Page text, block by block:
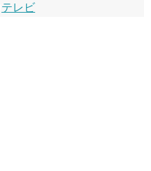
テレビ